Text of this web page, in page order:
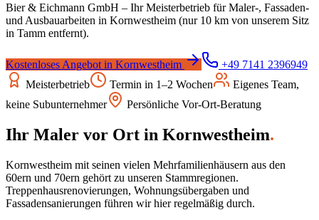
Bier & Eichmann GmbH – Ihr Meisterbetrieb für Maler-, Fassaden-
und Ausbauarbeiten in Kornwestheim (nur 10 km von unserem Sitz
in Tamm entfernt).
Kostenloses Angebot in Kornwestheim
+49 7141 2396949
Meisterbetrieb
Termin in 1–2 Wochen
Eigenes Team,
keine Subunternehmer
Persönliche Vor-Ort-Beratung
Ihr Maler vor Ort in Kornwestheim.
Kornwestheim mit seinen vielen Mehrfamilienhäusern aus den
60ern und 70ern gehört zu unseren Stammregionen.
Treppenhausrenovierungen, Wohnungsübergaben und
Fassadensanierungen führen wir hier regelmäßig durch.